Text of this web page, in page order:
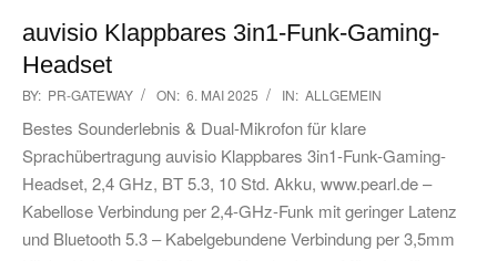
auvisio Klappbares 3in1-Funk-Gaming-
Headset
2025-
05-
06
BY: PR-GATEWAY ON: 6. MAI 2025 IN: ALLGEMEIN
Bestes Sounderlebnis & Dual-Mikrofon für klare
Sprachübertragung auvisio Klappbares 3in1-Funk-Gaming-
Headset, 2,4 GHz, BT 5.3, 10 Std. Akku, www.pearl.de –
Kabellose Verbindung per 2,4-GHz-Funk mit geringer Latenz
und Bluetooth 5.3 – Kabelgebundene Verbindung per 3,5mm